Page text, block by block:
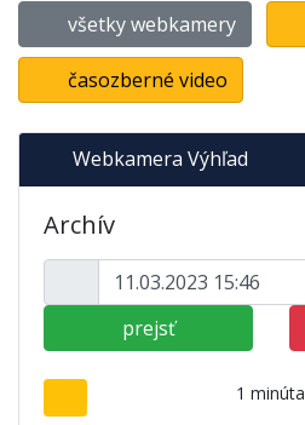
všetky webkamery
časozberné video
Webkamera Výhľad
Archív
prejsť
1 minúta